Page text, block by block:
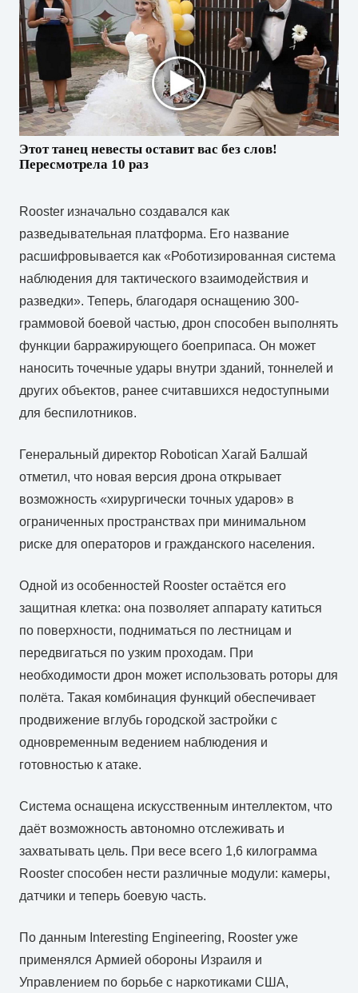
Этот танец невесты оставит вас без слов!
Пересмотрела 10 раз
Rooster изначально создавался как
разведывательная платформа. Его название
расшифровывается как «Роботизированная система
наблюдения для тактического взаимодействия и
разведки». Теперь, благодаря оснащению 300-
граммовой боевой частью, дрон способен выполнять
функции барражирующего боеприпаса. Он может
наносить точечные удары внутри зданий, тоннелей и
других объектов, ранее считавшихся недоступными
для беспилотников.
Генеральный директор Robotican Хагай Балшай
отметил, что новая версия дрона открывает
возможность «хирургически точных ударов» в
ограниченных пространствах при минимальном
риске для операторов и гражданского населения.
Одной из особенностей Rooster остаётся его
защитная клетка: она позволяет аппарату катиться
по поверхности, подниматься по лестницам и
передвигаться по узким проходам. При
необходимости дрон может использовать роторы для
полёта. Такая комбинация функций обеспечивает
продвижение вглубь городской застройки с
одновременным ведением наблюдения и
готовностью к атаке.
Система оснащена искусственным интеллектом, что
даёт возможность автономно отслеживать и
захватывать цель. При весе всего 1,6 килограмма
Rooster способен нести различные модули: камеры,
датчики и теперь боевую часть.
По данным Interesting Engineering, Rooster уже
применялся Армией обороны Израиля и
Управлением по борьбе с наркотиками США,